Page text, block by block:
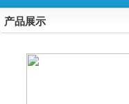
产品展示